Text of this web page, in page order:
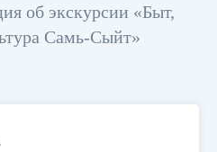
об экскурсии «Быт,
Самь-Сыйт»